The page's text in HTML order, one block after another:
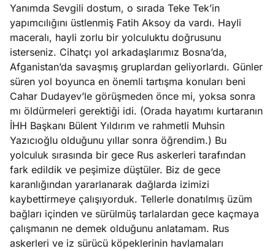
Yanımda Sevgili dostum, o sırada Teke Tek’in
yapımcılığını üstlenmiş Fatih Aksoy da vardı. Hayli
maceralı, hayli zorlu bir yolculuktu doğrusunu
isterseniz. Cihatçı yol arkadaşlarımız Bosna’da,
Afganistan’da savaşmış gruplardan geliyorlardı. Günler
süren yol boyunca en önemli tartışma konuları beni
Cahar Dudayev’le görüşmeden önce mi, yoksa sonra
mı öldürmeleri gerektiği idi. (Orada hayatımı kurtaranın
İHH Başkanı Bülent Yıldırım ve rahmetli Muhsin
Yazıcıoğlu olduğunu yıllar sonra öğrendim.) Bu
yolculuk sırasında bir gece Rus askerleri tarafından
fark edildik ve peşimize düştüler. Biz de gece
karanlığından yararlanarak dağlarda izimizi
kaybettirmeye çalışıyorduk. Tellerle donatılmış üzüm
bağları içinden ve sürülmüş tarlalardan gece kaçmaya
çalışmanın ne demek olduğunu anlatamam. Rus
askerleri ve iz sürücü köpeklerinin havlamaları